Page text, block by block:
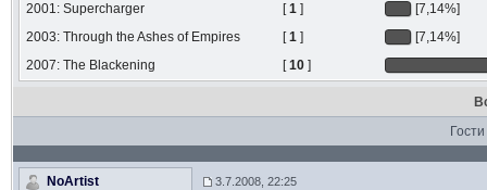
2001: Supercharger
[1]
[7,14%]
2003: Through the Ashes of Empires
[1]
[7,14%]
2007: The Blackening
[10]
NoArtist 3.7.2008, 22:25